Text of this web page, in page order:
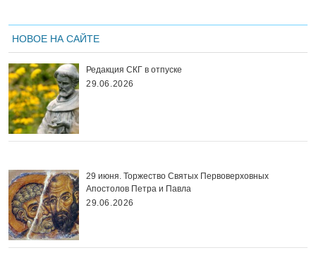
НОВОЕ НА САЙТЕ
Редакция СКГ в отпуске
29.06.2026
29 июня. Торжество Святых Первоверховных
Апостолов Петра и Павла
29.06.2026